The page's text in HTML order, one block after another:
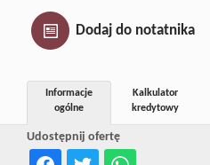
Dodaj do notatnika
Udostępnij ofertę
Informacje
ogólne
Kalkulator
kredytowy